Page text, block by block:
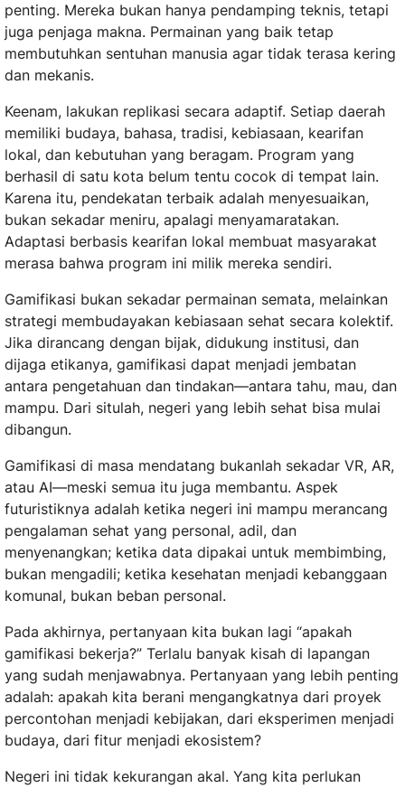
penting. Mereka bukan hanya pendamping teknis, tetapi
juga penjaga makna. Permainan yang baik tetap
membutuhkan sentuhan manusia agar tidak terasa kering
dan mekanis.
Keenam, lakukan replikasi secara adaptif. Setiap daerah
memiliki budaya, bahasa, tradisi, kebiasaan, kearifan
lokal, dan kebutuhan yang beragam. Program yang
berhasil di satu kota belum tentu cocok di tempat lain.
Karena itu, pendekatan terbaik adalah menyesuaikan,
bukan sekadar meniru, apalagi menyamaratakan.
Adaptasi berbasis kearifan lokal membuat masyarakat
merasa bahwa program ini milik mereka sendiri.
Gamifikasi bukan sekadar permainan semata, melainkan
strategi membudayakan kebiasaan sehat secara kolektif.
Jika dirancang dengan bijak, didukung institusi, dan
dijaga etikanya, gamifikasi dapat menjadi jembatan
antara pengetahuan dan tindakan—antara tahu, mau, dan
mampu. Dari situlah, negeri yang lebih sehat bisa mulai
dibangun.
Gamifikasi di masa mendatang bukanlah sekadar VR, AR,
atau AI—meski semua itu juga membantu. Aspek
futuristiknya adalah ketika negeri ini mampu merancang
pengalaman sehat yang personal, adil, dan
menyenangkan; ketika data dipakai untuk membimbing,
bukan mengadili; ketika kesehatan menjadi kebanggaan
komunal, bukan beban personal.
Pada akhirnya, pertanyaan kita bukan lagi “apakah
gamifikasi bekerja?” Terlalu banyak kisah di lapangan
yang sudah menjawabnya. Pertanyaan yang lebih penting
adalah: apakah kita berani mengangkatnya dari proyek
percontohan menjadi kebijakan, dari eksperimen menjadi
budaya, dari fitur menjadi ekosistem?
Negeri ini tidak kekurangan akal. Yang kita perlukan